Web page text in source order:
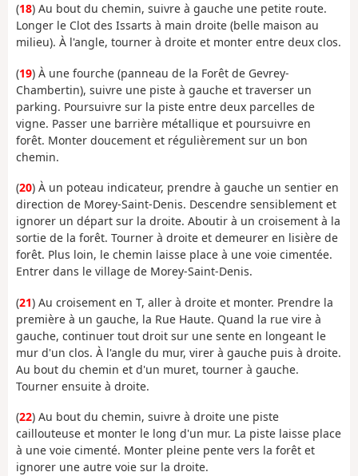
(18) Au bout du chemin, suivre à gauche une petite route.
Longer le Clot des Issarts à main droite (belle maison au
milieu). À l'angle, tourner à droite et monter entre deux clos.
(19) À une fourche (panneau de la Forêt de Gevrey-
Chambertin), suivre une piste à gauche et traverser un
parking. Poursuivre sur la piste entre deux parcelles de
vigne. Passer une barrière métallique et poursuivre en
forêt. Monter doucement et régulièrement sur un bon
chemin.
(20) À un poteau indicateur, prendre à gauche un sentier en
direction de Morey-Saint-Denis. Descendre sensiblement et
ignorer un départ sur la droite. Aboutir à un croisement à la
sortie de la forêt. Tourner à droite et demeurer en lisière de
forêt. Plus loin, le chemin laisse place à une voie cimentée.
Entrer dans le village de Morey-Saint-Denis.
(21) Au croisement en T, aller à droite et monter. Prendre la
première à un gauche, la Rue Haute. Quand la rue vire à
gauche, continuer tout droit sur une sente en longeant le
mur d'un clos. À l'angle du mur, virer à gauche puis à droite.
Au bout du chemin et d'un muret, tourner à gauche.
Tourner ensuite à droite.
(22) Au bout du chemin, suivre à droite une piste
caillouteuse et monter le long d'un mur. La piste laisse place
à une voie cimenté. Monter pleine pente vers la forêt et
ignorer une autre voie sur la droite.